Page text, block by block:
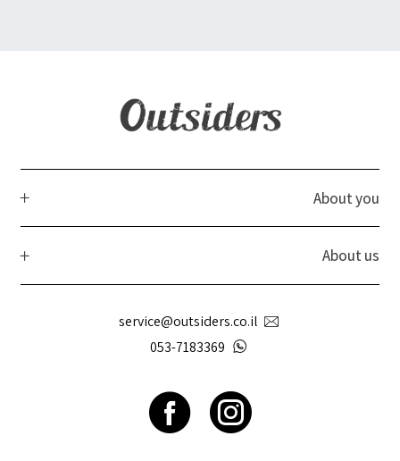
About you
About us
service@outsiders.co.il
053-7183369